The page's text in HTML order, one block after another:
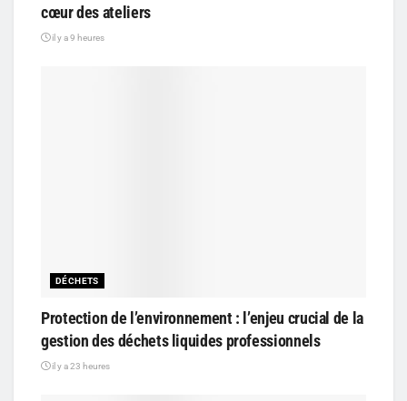
cœur des ateliers
il y a 9 heures
DÉCHETS
Protection de l’environnement : l’enjeu crucial de la
gestion des déchets liquides professionnels
il y a 23 heures